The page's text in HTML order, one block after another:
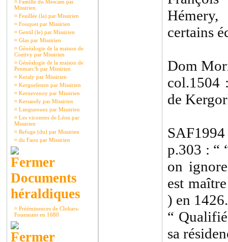
¤ Famille du Mescam par
Missirien
¤ Feuillée (la) par Missirien
¤ Fouquet par Missirien
¤ Gentil (le) par Missirien
¤ Glas par Missirien
¤ Généalogie de la maison de
Coetivy par Missirien
¤ Généalogie de la maison de
Penmarc'h par Missirien
¤ Keraly par Missirien
¤ Kerguelenen par Missirien
¤ Kernevenoy par Missirien
¤ Kersaudy par Missirien
¤ Langueouez par Missirien
¤ Les vicomtes de Léon par
Missirien
¤ Refuge (du) par Missirien
¤ du Faou par Missirien
Documents
héraldiques
¤ Prééminences de Clohars-
Fouesnant en 1680
certains
Dom
de
SAF1994
p.303 : “
on
est
) en 1426.
“
sa